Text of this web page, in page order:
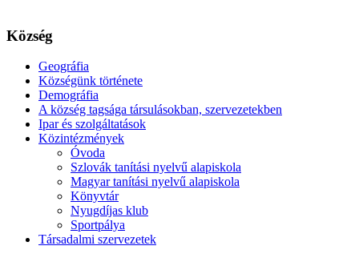
Község
Geográfia
Községünk története
Demográfia
A község tagsága társulásokban, szervezetekben
Ipar és szolgáltatások
Közintézmények
Óvoda
Szlovák tanítási nyelvű alapiskola
Magyar tanítási nyelvű alapiskola
Könyvtár
Nyugdíjas klub
Sportpálya
Társadalmi szervezetek